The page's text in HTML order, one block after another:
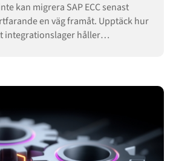
kan migrera SAP ECC senast
en väg framåt. Upptäck hur
integrationslager håller